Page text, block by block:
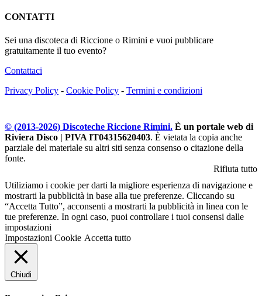
CONTATTI
Sei una discoteca di Riccione o Rimini e vuoi pubblicare
gratuitamente il tuo evento?
Contattaci
Privacy Policy - Cookie Policy - Termini e condizioni
© (2013-2026) Discoteche Riccione Rimini. È un portale web di
Riviera Disco | PIVA IT04315620403. È vietata la copia anche
parziale del materiale su altri siti senza consenso o citazione della
fonte.
Rifiuta tutto
Utiliziamo i cookie per darti la migliore esperienza di navigazione e
mostrarti la pubblicità in base alla tue preferenze. Cliccando su
“Accetta Tutto”, acconsenti a mostrarti la pubblicità in linea con le
tue preferenze. In ogni caso, puoi controllare i tuoi consensi dalle
impostazioni
Impostazioni Cookie Accetta tutto
Chiudi